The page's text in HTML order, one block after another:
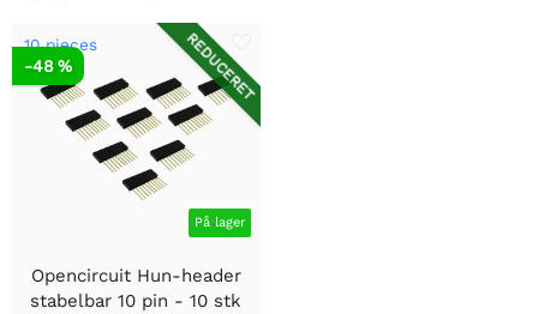
REDUCERET
10 pieces
På lager
-48 %
Opencircuit Hun-header
stabelbar 10 pin - 10 stk